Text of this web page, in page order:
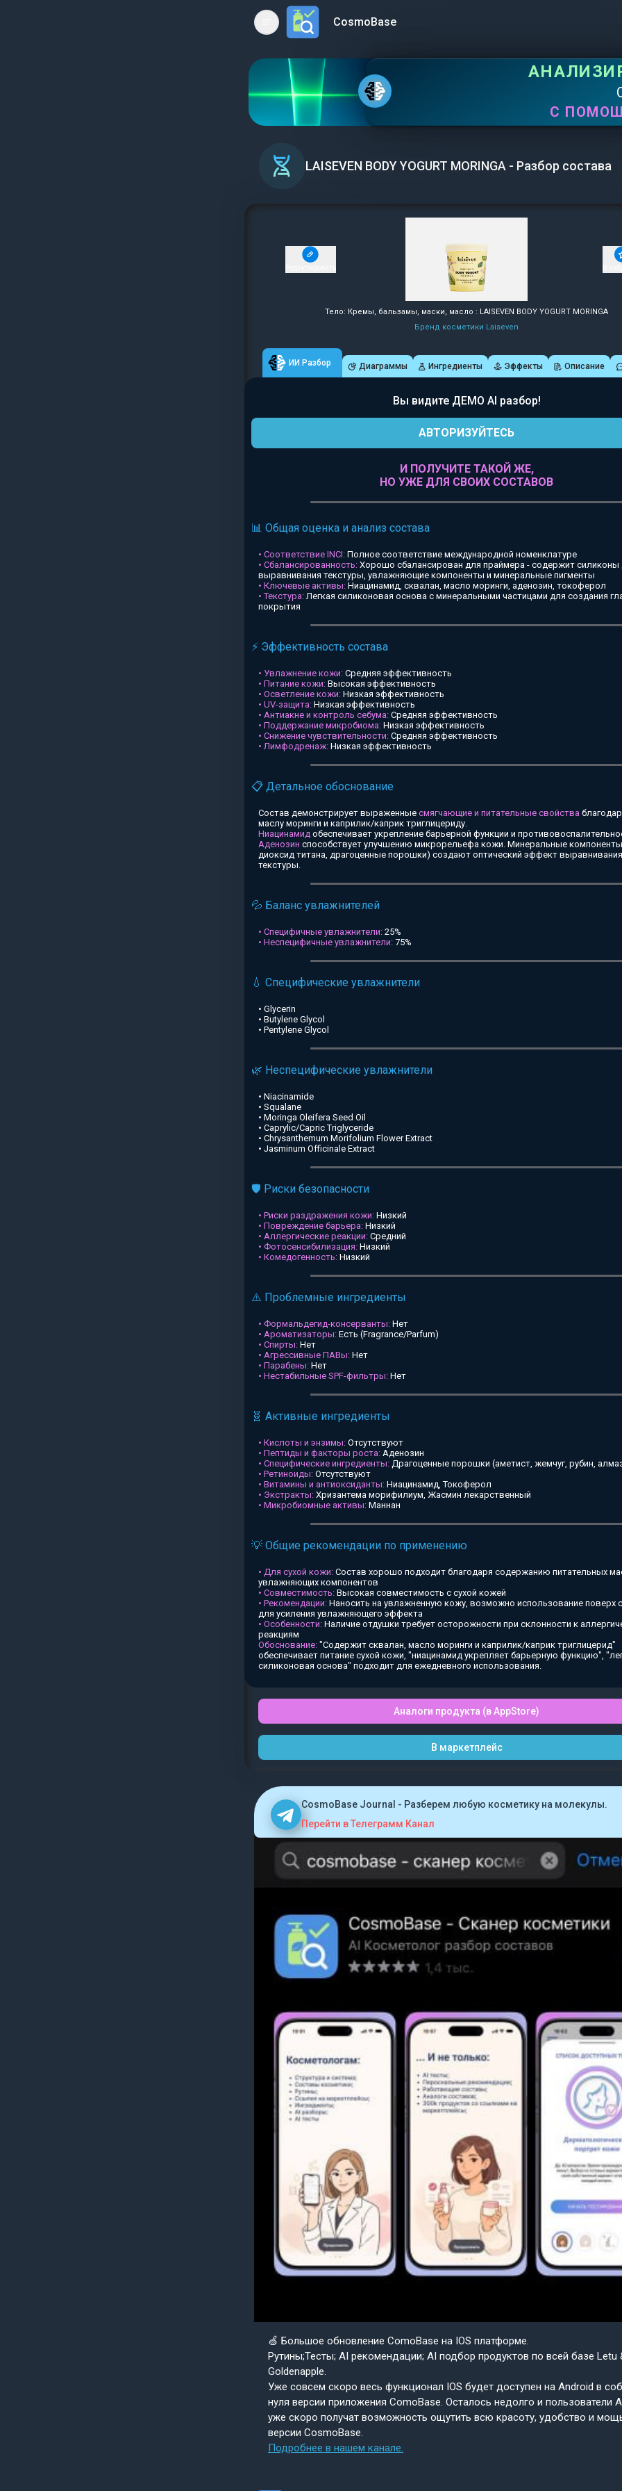
Open main menuCosmoBase
С
LAISEVEN BODY YOGURT MORINGA - Разбор состава
Тело: Кремы, бальзамы, маски, масло : LAISEVEN BODY YOGURT MORINGA
Бренд косметики Laiseven
ИИ Разбор Диаграммы Ингредиенты Эффекты Описание
Вы видите ДЕМО AI разбор!
АВТОРИЗУЙТЕСЬ
И ПОЛУЧИТЕ ТАКОЙ ЖЕ,
НО УЖЕ ДЛЯ СВОИХ СОСТАВОВ
📊 Общая оценка и анализ состава
• Соответствие INCI: Полное соответствие международной номенклатуре
• Сбалансированность: Хорошо сбалансирован для праймера - содержит силиконы
выравнивания текстуры, увлажняющие компоненты и минеральные пигменты
• Ключевые активы: Ниацинамид, сквалан, масло моринги, аденозин, токоферол
• Текстура:Легкая силиконовая основа с минеральными частицами для создания
покрытия
⚡ Эффективность состава
• Увлажнение кожи: Средняя эффективность
• Питание кожи: Высокая эффективность
• Осветление кожи: Низкая эффективность
• UV-защита: Низкая эффективность
• Антиакне и контроль себума: Средняя эффективность
• Поддержание микробиома: Низкая эффективность
• Снижение чувствительности: Средняя эффективность
• Лимфодренаж: Низкая эффективность
📋 Детальное обоснование
Состав демонстрирует выраженные смягчающие и питательные свойства
маслу моринги и каприлик/каприк триглицериду.
Ниацинамид обеспечивает укрепление барьерной функции и
Аденозин способствует улучшению микрорельефа кожи. Минеральные
диоксид титана, драгоценные порошки) создают оптический эффект
текстуры.
💦 Баланс увлажнителей
• Специфичные увлажнители: 25%
• Неспецифичные увлажнители: 75%
💧 Специфические увлажнители
• Glycerin
• Butylene Glycol
• Pentylene Glycol
🌿 Неспецифические увлажнители
• Niacinamide
• Squalane
• Moringa Oleifera Seed Oil
• Caprylic/Capric Triglyceride
• Chrysanthemum Morifolium Flower Extract
• Jasminum Officinale Extract
🛡️ Риски безопасности
• Риски раздражения кожи: Низкий
• Повреждение барьера: Низкий
• Аллергические реакции: Средний
• Фотосенсибилизация: Низкий
• Комедогенность: Низкий
⚠️ Проблемные ингредиенты
• Формальдегид-консерванты: Нет
• Ароматизаторы: Есть (Fragrance/Parfum)
• Спирты: Нет
• Агрессивные ПАВы: Нет
• Парабены: Нет
• Нестабильные SPF-фильтры: Нет
🧬 Активные ингредиенты
• Кислоты и энзимы: Отсутствуют
• Пептиды и факторы роста: Аденозин
• Специфические ингредиенты: Драгоценные порошки (аметист, жемчуг, рубин,
• Ретиноиды: Отсутствуют
• Витамины и антиоксиданты: Ниацинамид, Токоферол
• Экстракты: Хризантема морифилиум, Жасмин лекарственный
• Микробиомные активы: Маннан
💡 Общие рекомендации по применению
• Для сухой кожи: Состав хорошо подходит благодаря содержанию питательных
увлажняющих компонентов
• Совместимость: Высокая совместимость с сухой кожей
• Рекомендации: Наносить на увлажненную кожу, возможно использование поверх
для усиления увлажняющего эффекта
• Особенности: Наличие отдушки требует осторожности при склонности к
реакциям
Обоснование: "Содержит сквалан, масло моринги и каприлик/каприк триглицерид"
обеспечивает питание сухой кожи, "ниацинамид укрепляет барьерную функцию",
силиконовая основа" подходит для ежедневного использования.
Аналоги продукта (в AppStore)
В маркетплейс
CosmoBase Journal - Разберем любую косметику на молекулы.
Перейти в Телеграмм Канал
🍏 Большое обновление ComoBase на IOS платформе.
Рутины;Тесты; AI рекомендации; AI подбор продуктов по всей базе Letu
Goldenapple.
Уже совсем скоро весь функционал IOS будет доступен на Android в
нуля версии приложения ComoBase. Осталось недолго и пользователи
уже скоро получат возможность ощутить всю красоту, удобство и
версии CosmoBase.
Подробнее в нашем канале.